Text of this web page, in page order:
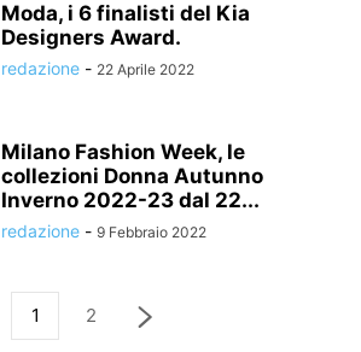
Moda, i 6 finalisti del Kia
Designers Award.
redazione - 22 Aprile 2022
Milano Fashion Week, le
collezioni Donna Autunno
Inverno 2022-23 dal 22...
redazione - 9 Febbraio 2022
1 2